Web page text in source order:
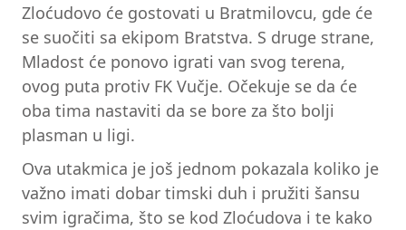
Zloćudovo će gostovati u Bratmilovcu, gde će
se suočiti sa ekipom Bratstva. S druge strane,
Mladost će ponovo igrati van svog terena,
ovog puta protiv FK Vučje. Očekuje se da će
oba tima nastaviti da se bore za što bolji
plasman u ligi.
Ova utakmica je još jednom pokazala koliko je
važno imati dobar timski duh i pružiti šansu
svim igračima, što se kod Zloćudova i te kako